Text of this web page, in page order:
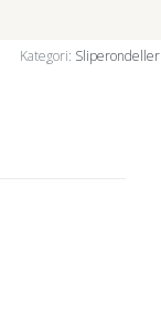
Kategori: Sliperondeller